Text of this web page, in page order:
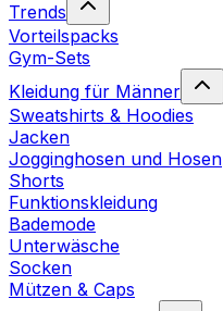
Trends
Vorteilspacks
Gym-Sets
Kleidung für Männer
Sweatshirts & Hoodies
Jacken
Jogginghosen und Hosen
Shorts
Funktionskleidung
Bademode
Unterwäsche
Socken
Mützen & Caps